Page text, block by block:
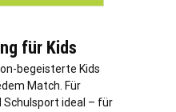
für Kids
begeisterte Kids
Match. Für
Schulsport ideal – für